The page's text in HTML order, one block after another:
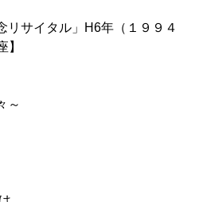
リサイタル」H6年（１９９４
】
～